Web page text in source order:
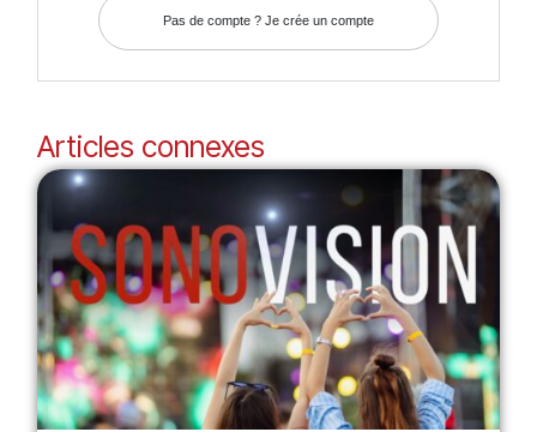
Pas de compte ? Je crée un compte
Articles connexes